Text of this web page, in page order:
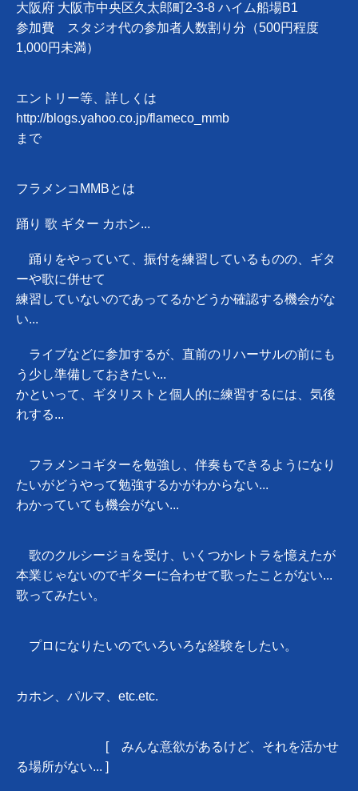
大阪府 大阪市中央区久太郎町2-3-8 ハイム船場B1
参加費 スタジオ代の参加者人数割り分（500円程度
1,000円未満）
エントリー等、詳しくは
http://blogs.yahoo.co.jp/flameco_mmb
まで
フラメンコMMBとは
踊り 歌 ギター カホン...
踊りをやっていて、振付を練習しているものの、ギタ
ーや歌に併せて
練習していないのであってるかどうか確認する機会がな
い...
ライブなどに参加するが、直前のリハーサルの前にも
う少し準備しておきたい...
かといって、ギタリストと個人的に練習するには、気後
れする...
フラメンコギターを勉強し、伴奏もできるようになり
たいがどうやって勉強するかがわからない...
わかっていても機会がない...
歌のクルシージョを受け、いくつかレトラを憶えたが
本業じゃないのでギターに合わせて歌ったことがない...
歌ってみたい。
プロになりたいのでいろいろな経験をしたい。
カホン、パルマ、etc.etc.
[ みんな意欲があるけど、それを活かせ
る場所がない... ]